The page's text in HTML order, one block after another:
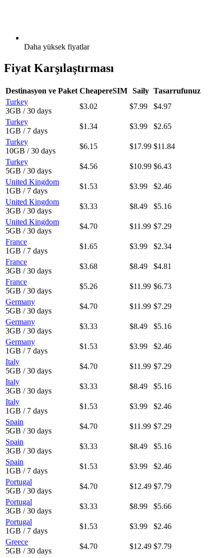
Daha yüksek fiyatlar
Fiyat Karşılaştırması
Destinasyon ve Paket CheapereSIM Saily Tasarrufunuz
Turkey
3GB / 30 days
$3.02 $7.99
$4.97
Turkey
1GB / 7 days
$1.34 $3.99
$2.65
Turkey
10GB / 30 days
$6.15 $17.99 $11.84
Turkey
5GB / 30 days
$4.56 $10.99 $6.43
United Kingdom
1GB / 7 days
$1.53 $3.99
$2.46
United Kingdom
3GB / 30 days
$3.33 $8.49
$5.16
United Kingdom
5GB / 30 days
$4.70 $11.99 $7.29
France
1GB / 7 days
$1.65 $3.99
$2.34
France
3GB / 30 days
$3.68 $8.49
$4.81
France
5GB / 30 days
$5.26 $11.99 $6.73
Germany
5GB / 30 days
$4.70 $11.99 $7.29
Germany
3GB / 30 days
$3.33 $8.49
$5.16
Germany
1GB / 7 days
$1.53 $3.99
$2.46
Italy
5GB / 30 days
$4.70 $11.99 $7.29
Italy
3GB / 30 days
$3.33 $8.49
$5.16
Italy
1GB / 7 days
$1.53 $3.99
$2.46
Spain
5GB / 30 days
$4.70 $11.99 $7.29
Spain
3GB / 30 days
$3.33 $8.49
$5.16
Spain
1GB / 7 days
$1.53 $3.99
$2.46
Portugal
5GB / 30 days
$4.70 $12.49 $7.79
Portugal
3GB / 30 days
$3.33 $8.99
$5.66
Portugal
1GB / 7 days
$1.53 $3.99
$2.46
Greece
5GB / 30 days
$4.70 $12.49 $7.79